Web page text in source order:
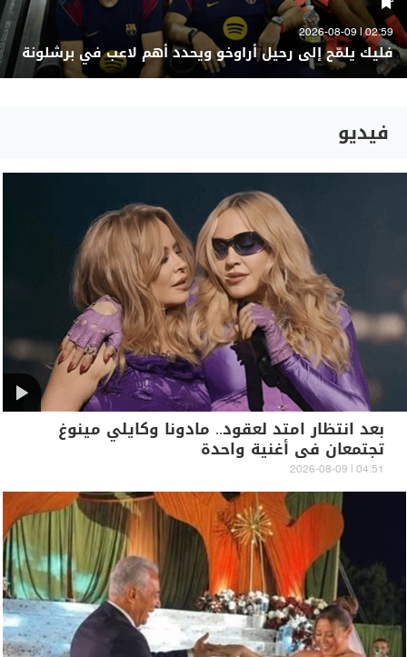
02:59 | 2026-08-09
فليك يلمّح إلى رحيل أراوخو ويحدد أهم لاعب في برشلونة
فيديو
بعد انتظار امتد لعقود.. مادونا وكايلي مينوغ
تجتمعان في أغنية واحدة
04:51 | 2026-08-09